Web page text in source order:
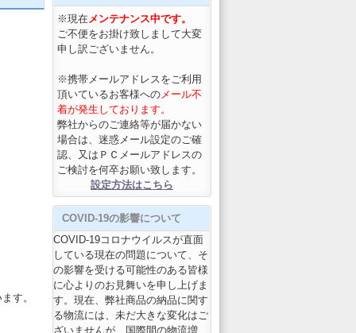
す。
※現在メンテナンス中です。
ご不便をお掛け致しまして大変
申し訳ございません。
※携帯メールアドレスをご利用
頂いているお客様へのメール不
着が発生しております。
弊社からのご連絡等が届かない
場合は、迷惑メール設定のご確
認、又はＰＣメールアドレスの
ご検討を何卒お願い致します。
設定方法はこちら
COVID-19の影響について
COVID-19コロナウイルスが直面
している現在の問題について、そ
の影響を受ける可能性のある皆様
に心よりのお見舞いを申し上げま
す。現在、弊社商品の納品に関す
る物流には、未だ大きな変化はご
ざいませんが、国際間の物流増